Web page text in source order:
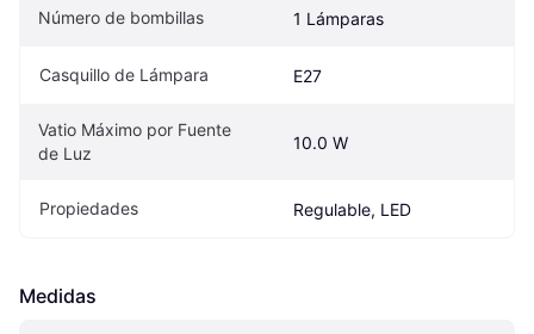
Número de bombillas 1 Lámparas
Casquillo de Lámpara E27
Vatio Máximo por Fuente
de Luz
10.0 W
Propiedades Regulable, LED
Medidas